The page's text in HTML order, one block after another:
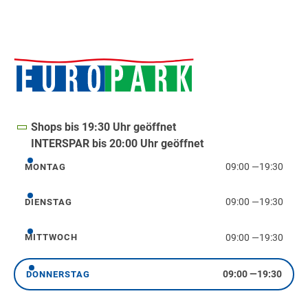
Shops bis 19:30 Uhr geöffnet
INTERSPAR bis 20:00 Uhr geöffnet
Montag
MONTAG 09:00 —19:30
Dienstag
DIENSTAG 09:00 —19:30
Mittwoch
MITTWOCH 09:00 —19:30
Donnerstag
DONNERSTAG 09:00—19:30